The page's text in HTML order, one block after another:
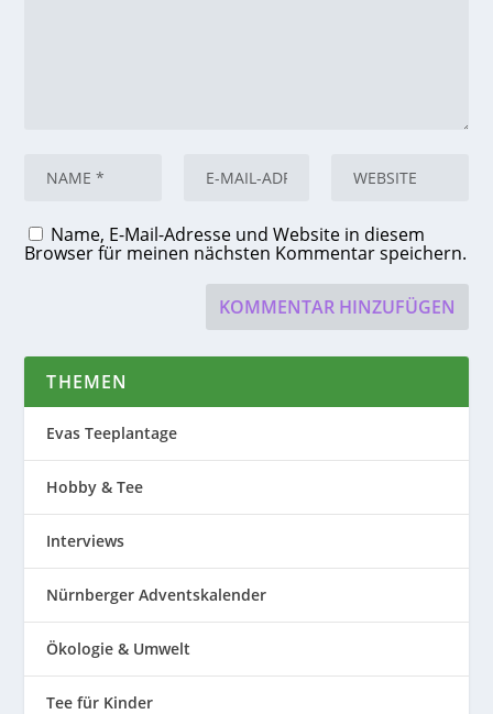
Name, E-Mail-Adresse und Website in diesem
Browser für meinen nächsten Kommentar speichern.
THEMEN
Evas Teeplantage
Hobby & Tee
Interviews
Nürnberger Adventskalender
Ökologie & Umwelt
Tee für Kinder